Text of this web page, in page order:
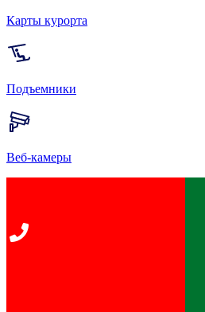
Карты курорта
Подъемники
Веб-камеры